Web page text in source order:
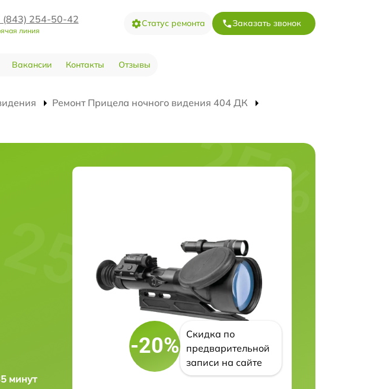
(843) 254-50-42
линия
Статус ремонта Заказать звонок
Вакансии Контакты Отзывы
Ремонт Прицела ночного видения 404 ДК
минут
-20%
Скидка по
предварительной
записи на сайте